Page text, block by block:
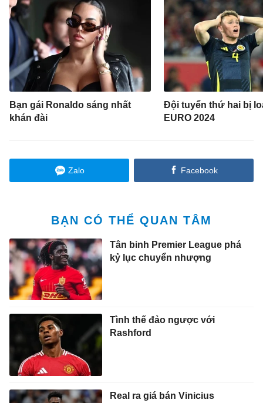
Bạn gái Ronaldo sáng nhất
khán đài
Đội tuyển thứ hai bị
EURO 2024
Zalo Facebook
BẠN CÓ THỂ QUAN TÂM
Tân binh Premier League phá
kỷ lục chuyển nhượng
Tình thế đảo ngược với
Rashford
Real ra giá bán Vinicius